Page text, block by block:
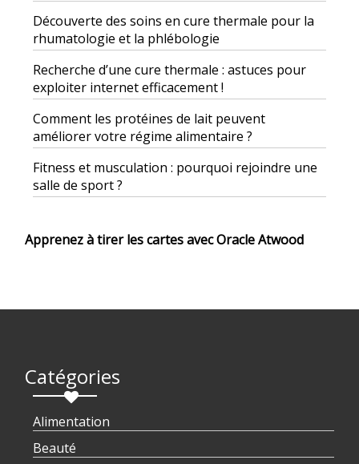
Découverte des soins en cure thermale pour la
rhumatologie et la phlébologie
Recherche d’une cure thermale : astuces pour
exploiter internet efficacement !
Comment les protéines de lait peuvent
améliorer votre régime alimentaire ?
Fitness et musculation : pourquoi rejoindre une
salle de sport ?
Apprenez à tirer les cartes avec Oracle Atwood
Catégories
Alimentation
Beauté